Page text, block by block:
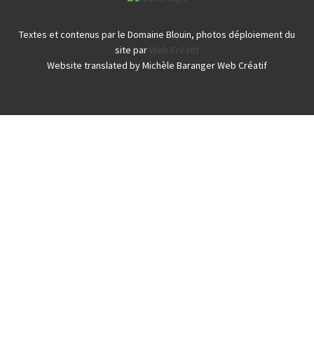
Textes et contenus par le Domaine Blouin, photos déploiement du
site parWeb Créatif
Website translated by Michèle Baranger Web Créatif